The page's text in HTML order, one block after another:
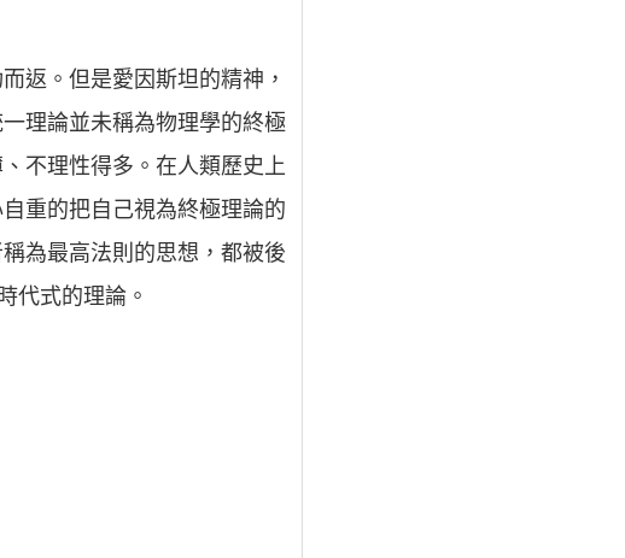
返。但是愛因斯坦的精神，
理論並未稱為物理學的終極
不理性得多。在人類歷史上
重的把自己視為終極理論的
為最高法則的思想，都被後
代式的理論。